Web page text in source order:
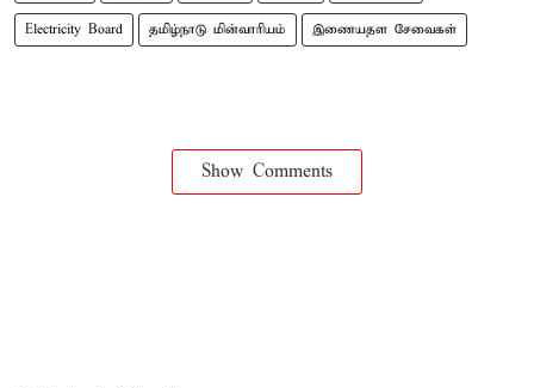
Electricity Board தமிழ்நாடு மின்வாரியம் இணையதள சேவைகள்
Show Comments